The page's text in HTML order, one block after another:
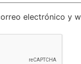
electrónico y